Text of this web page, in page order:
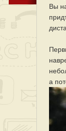
Вы
а